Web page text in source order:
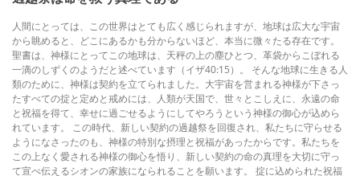
人間にとっては、この世界はとても広く感じられますが、地球は広大な宇宙
から眺めると、どこにあるかも分からないほど、本当に微々たる存在です。
聖書は、神様にとってこの地球は、天秤の上の塵ひとつ、革袋からこぼれる
一滴のしずくのようだと述べています（イザ40:15）。 そんな地球に生きる人
類のために、神様は契約を立てられました。大宇宙を営まれる神様が下さっ
たすべての掟と定めと戒めには、人類が天国で、世々とこしえに、永遠の命
と祝福を得て、幸せに過ごせるようにしてやろうという神様の御心が込めら
れています。 この時代、新しい契約の過越祭を回復され、私たちに守らせる
ようになさったのも、神様の特別な摂理と祝福があったからです。私たちを
この上なく愛される神様の御心を悟り、新しい契約の命の真理を大切に守っ
て宣べ伝えるシオンの家族になられることを願います。 掟に込められた祝福